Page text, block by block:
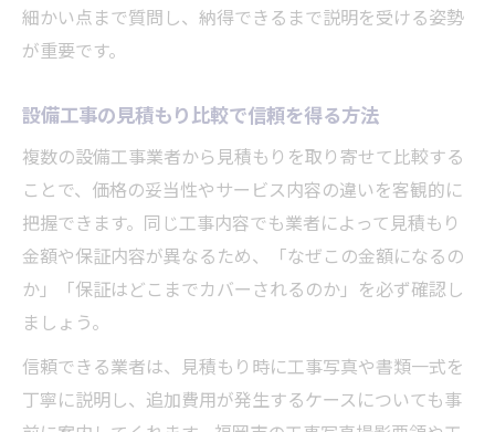
細かい点まで質問し、納得できるまで説明を受ける姿勢
が重要です。
設備工事の見積もり比較で信頼を得る方法
複数の設備工事業者から見積もりを取り寄せて比較する
ことで、価格の妥当性やサービス内容の違いを客観的に
把握できます。同じ工事内容でも業者によって見積もり
金額や保証内容が異なるため、「なぜこの金額になるの
か」「保証はどこまでカバーされるのか」を必ず確認し
ましょう。
信頼できる業者は、見積もり時に工事写真や書類一式を
丁寧に説明し、追加費用が発生するケースについても事